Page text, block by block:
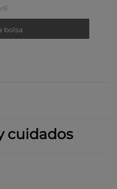
bolsa
cuidados